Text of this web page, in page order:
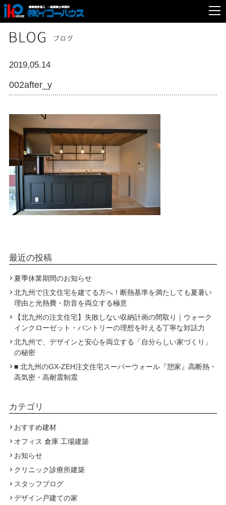
2019,05.14
002after_y
最近の投稿
夏季休業期間のお知らせ
北九州で注文住宅を建てる方へ！断熱基準を満たしても夏暑い
理由と光熱費・防音を両立する極意
【北九州の注文住宅】失敗しない収納計画の間取り｜ウォーク
インクローゼット・パントリーの理想を叶える丁寧な対話力
北九州で、デザインと安心を両立する「自分らしい家づくり」
の秘密
■ 北九州のGX-ZEH注文住宅スーパーウォール『憩家』高断熱・
高気密・高耐震制震
カテゴリ
おすすめ建材
オフィス 倉庫 工場建築
お知らせ
クリニック診療所建築
スタッフブログ
デザイン戸建ての家